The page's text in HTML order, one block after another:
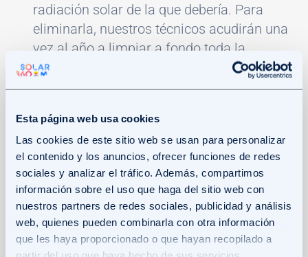
Esta página web usa cookies
Las cookies de este sitio web se usan para personalizar
el contenido y los anuncios, ofrecer funciones de redes
sociales y analizar el tráfico. Además, compartimos
información sobre el uso que haga del sitio web con
nuestros partners de redes sociales, publicidad y análisis
web, quienes pueden combinarla con otra información
que les haya proporcionado o que hayan recopilado a
radiación solar de la que debería. Para
eliminarla, nuestros técnicos acudirán una
vez al año a limpiar a fondo toda la
superficie de tus paneles solares mediante
máquinas de agua a presión.
Termografías de paneles y estructuras:
termografía es una técnica que permite
detectar puntos calientes y posibles
problemas eléctricos o mecánicos en tus
paneles y soportes. Gracias a ello,
podemos actuar cuanto antes para
solucionar dichas incidencias, antes incluso